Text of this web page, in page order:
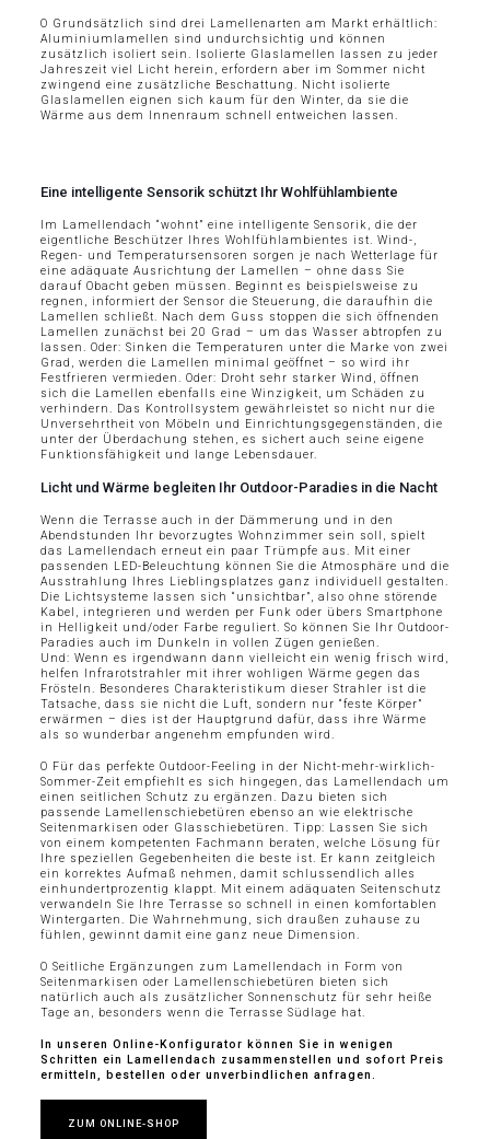
O Grundsätzlich sind drei Lamellenarten am Markt erhältlich:
Aluminiumlamellen sind undurchsichtig und können
zusätzlich isoliert sein. Isolierte Glaslamellen lassen zu jeder
Jahreszeit viel Licht herein, erfordern aber im Sommer nicht
zwingend eine zusätzliche Beschattung. Nicht isolierte
Glaslamellen eignen sich kaum für den Winter, da sie die
Wärme aus dem Innenraum schnell entweichen lassen.
Eine intelligente Sensorik schützt Ihr Wohlfühlambiente
Im Lamellendach “wohnt” eine intelligente Sensorik, die der
eigentliche Beschützer Ihres Wohlfühlambientes ist. Wind-,
Regen- und Temperatursensoren sorgen je nach Wetterlage für
eine adäquate Ausrichtung der Lamellen – ohne dass Sie
darauf Obacht geben müssen. Beginnt es beispielsweise zu
regnen, informiert der Sensor die Steuerung, die daraufhin die
Lamellen schließt. Nach dem Guss stoppen die sich öffnenden
Lamellen zunächst bei 20 Grad – um das Wasser abtropfen zu
lassen. Oder: Sinken die Temperaturen unter die Marke von zwei
Grad, werden die Lamellen minimal geöffnet – so wird ihr
Festfrieren vermieden. Oder: Droht sehr starker Wind, öffnen
sich die Lamellen ebenfalls eine Winzigkeit, um Schäden zu
verhindern. Das Kontrollsystem gewährleistet so nicht nur die
Unversehrtheit von Möbeln und Einrichtungsgegenständen, die
unter der Überdachung stehen, es sichert auch seine eigene
Funktionsfähigkeit und lange Lebensdauer.
Licht und Wärme begleiten Ihr Outdoor-Paradies in die Nacht
Wenn die Terrasse auch in der Dämmerung und in den
Abendstunden Ihr bevorzugtes Wohnzimmer sein soll, spielt
das Lamellendach erneut ein paar Trümpfe aus. Mit einer
passenden LED-Beleuchtung können Sie die Atmosphäre und die
Ausstrahlung Ihres Lieblingsplatzes ganz individuell gestalten.
Die Lichtsysteme lassen sich “unsichtbar”, also ohne störende
Kabel, integrieren und werden per Funk oder übers Smartphone
in Helligkeit und/oder Farbe reguliert. So können Sie Ihr Outdoor-
Paradies auch im Dunkeln in vollen Zügen genießen.
Und: Wenn es irgendwann dann vielleicht ein wenig frisch wird,
helfen Infrarotstrahler mit ihrer wohligen Wärme gegen das
Frösteln. Besonderes Charakteristikum dieser Strahler ist die
Tatsache, dass sie nicht die Luft, sondern nur “feste Körper”
erwärmen – dies ist der Hauptgrund dafür, dass ihre Wärme
als so wunderbar angenehm empfunden wird.
O Für das perfekte Outdoor-Feeling in der Nicht-mehr-wirklich-
Sommer-Zeit empfiehlt es sich hingegen, das Lamellendach um
einen seitlichen Schutz zu ergänzen. Dazu bieten sich
passende Lamellenschiebetüren ebenso an wie elektrische
Seitenmarkisen oder Glasschiebetüren. Tipp: Lassen Sie sich
von einem kompetenten Fachmann beraten, welche Lösung für
Ihre speziellen Gegebenheiten die beste ist. Er kann zeitgleich
ein korrektes Aufmaß nehmen, damit schlussendlich alles
einhundertprozentig klappt. Mit einem adäquaten Seitenschutz
verwandeln Sie Ihre Terrasse so schnell in einen komfortablen
Wintergarten. Die Wahrnehmung, sich draußen zuhause zu
fühlen, gewinnt damit eine ganz neue Dimension.
O Seitliche Ergänzungen zum Lamellendach in Form von
Seitenmarkisen oder Lamellenschiebetüren bieten sich
natürlich auch als zusätzlicher Sonnenschutz für sehr heiße
Tage an, besonders wenn die Terrasse Südlage hat.
In unseren Online-Konfigurator können Sie in wenigen
Schritten ein Lamellendach zusammenstellen und sofort Preis
ermitteln, bestellen oder unverbindlichen anfragen.
ZUM ONLINE-SHOP